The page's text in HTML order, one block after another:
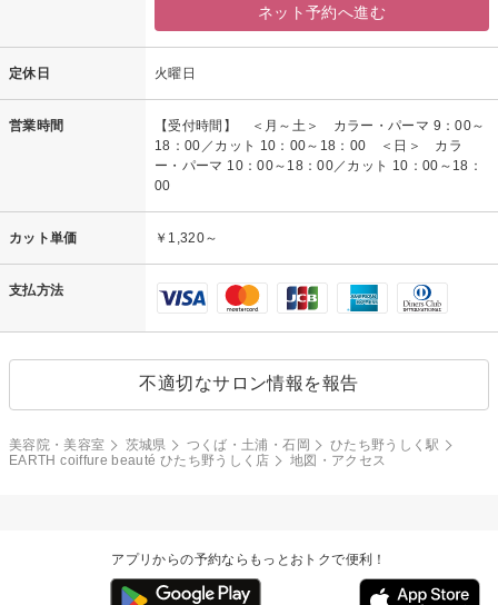
ネット予約へ進む
定休日 火曜日
営業時間
【受付時間】 ＜月～土＞ カラー・パーマ 9：00～
18：00／カット 10：00～18：00 ＜日＞ カラ
ー・パーマ 10：00～18：00／カット 10：00～18：
00
カット単価 ￥1,320～
支払方法
不適切なサロン情報を報告
美容院・美容室 茨城県 つくば・土浦・石岡
ひたち野うしく駅
EARTH coiffure beauté ひたち野うしく店
地図・アクセス
アプリからの予約ならもっとおトクで便利！